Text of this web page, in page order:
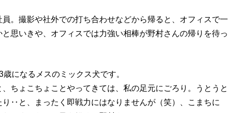
。撮影や社外での打ち合わせなどから帰ると、オフィスで一
思いきや、オフィスでは力強い相棒が野村さんの帰りを待っ
になるメスのミックス犬です。
、ちょこちょことやってきては、私の足元にごろり。うとうと
り‥と、まったく即戦力にはなりませんが（笑）、こまちに